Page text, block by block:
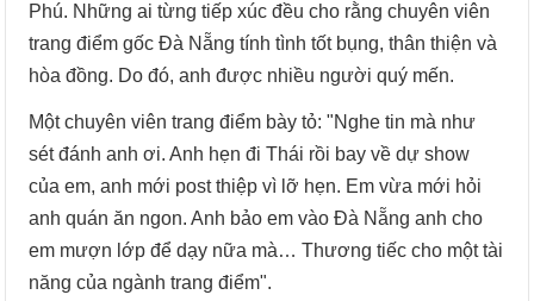
Phú. Những ai từng tiếp xúc đều cho rằng chuyên viên
trang điểm gốc Đà Nẵng tính tình tốt bụng, thân thiện và
hòa đồng. Do đó, anh được nhiều người quý mến.
Một chuyên viên trang điểm bày tỏ: "Nghe tin mà như
sét đánh anh ơi. Anh hẹn đi Thái rồi bay về dự show
của em, anh mới post thiệp vì lỡ hẹn. Em vừa mới hỏi
anh quán ăn ngon. Anh bảo em vào Đà Nẵng anh cho
em mượn lớp để dạy nữa mà… Thương tiếc cho một tài
năng của ngành trang điểm".